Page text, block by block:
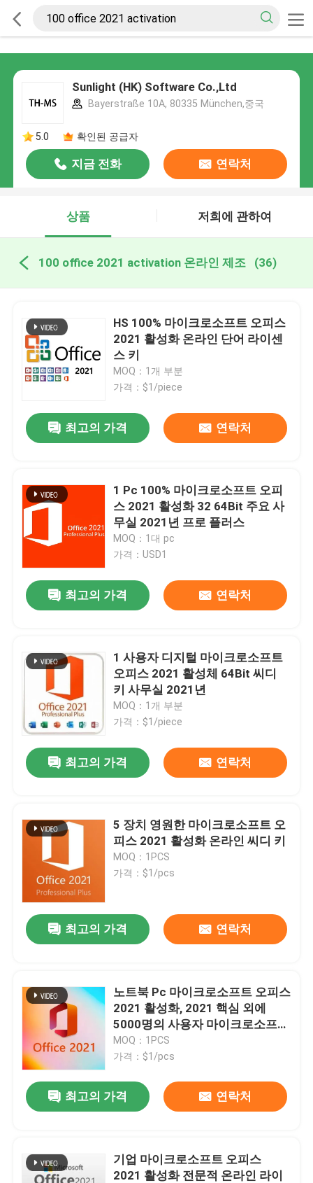
Sunlight (HK) Software Co.,Ltd
Bayerstraße 10A, 80335 München,중국
5.0 확인된 공급자
지금 전화 연락처
상품 저희에 관하여
100 office 2021 activation 온라인 제조 (36)
HS 100% 마이크로소프트 오피스
2021 활성화 온라인 단어 라이센
스 키
MOQ：1개 부분
가격：$1/piece
최고의 가격 연락처
1 Pc 100% 마이크로소프트 오피
스 2021 활성화 32 64Bit 주요 사
무실 2021년 프로 플러스
MOQ：1대 pc
가격：USD1
최고의 가격 연락처
1 사용자 디지털 마이크로소프트
오피스 2021 활성체 64Bit 씨디
키 사무실 2021년
MOQ：1개 부분
가격：$1/piece
최고의 가격 연락처
5 장치 영원한 마이크로소프트 오
피스 2021 활성화 온라인 씨디 키
MOQ：1PCS
가격：$1/pcs
최고의 가격 연락처
노트북 Pc 마이크로소프트 오피스
2021 활성화, 2021 핵심 외에
5000명의 사용자 마이크로소프트
오피스 프로페셔널
MOQ：1PCS
가격：$1/pcs
최고의 가격 연락처
기업 마이크로소프트 오피스
2021 활성화 전문적 온라인 라이